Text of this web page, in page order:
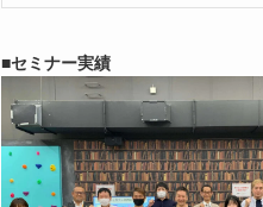
■セミナー実績